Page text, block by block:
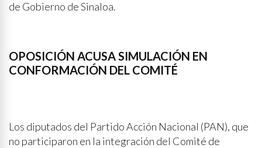
de Gobierno de Sinaloa.
OPOSICIÓN ACUSA SIMULACIÓN EN
CONFORMACIÓN DEL COMITÉ
Los diputados del Partido Acción Nacional (PAN), que
no participaron en la integración del Comité de